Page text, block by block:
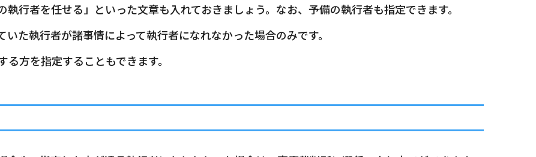
行者を任せる」といった文章も入れておきましょう。なお、予備の執行者も指定できます。
た執行者が諸事情によって執行者になれなかった場合のみです。
方を指定することもできます。